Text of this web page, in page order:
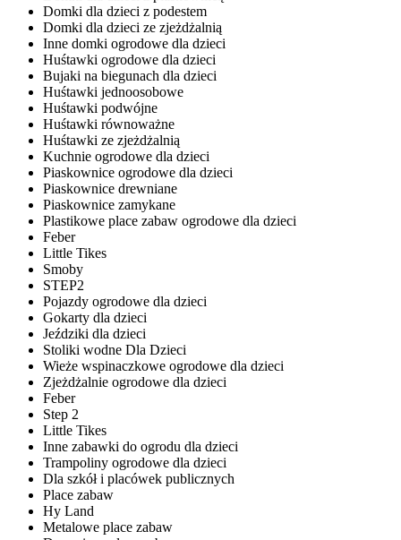
Domki dla dzieci z podestem
Domki dla dzieci ze zjeżdżalnią
Inne domki ogrodowe dla dzieci
Huśtawki ogrodowe dla dzieci
Bujaki na biegunach dla dzieci
Huśtawki jednoosobowe
Huśtawki podwójne
Huśtawki równoważne
Huśtawki ze zjeżdżalnią
Kuchnie ogrodowe dla dzieci
Piaskownice ogrodowe dla dzieci
Piaskownice drewniane
Piaskownice zamykane
Plastikowe place zabaw ogrodowe dla dzieci
Feber
Little Tikes
Smoby
STEP2
Pojazdy ogrodowe dla dzieci
Gokarty dla dzieci
Jeździki dla dzieci
Stoliki wodne Dla Dzieci
Wieże wspinaczkowe ogrodowe dla dzieci
Zjeżdżalnie ogrodowe dla dzieci
Feber
Step 2
Little Tikes
Inne zabawki do ogrodu dla dzieci
Trampoliny ogrodowe dla dzieci
Dla szkół i placówek publicznych
Place zabaw
Hy Land
Metalowe place zabaw